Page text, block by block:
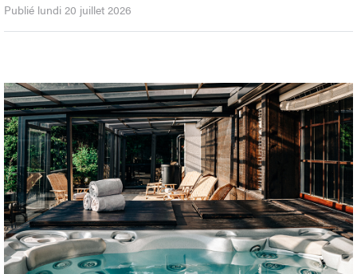
Publié lundi 20 juillet 2026